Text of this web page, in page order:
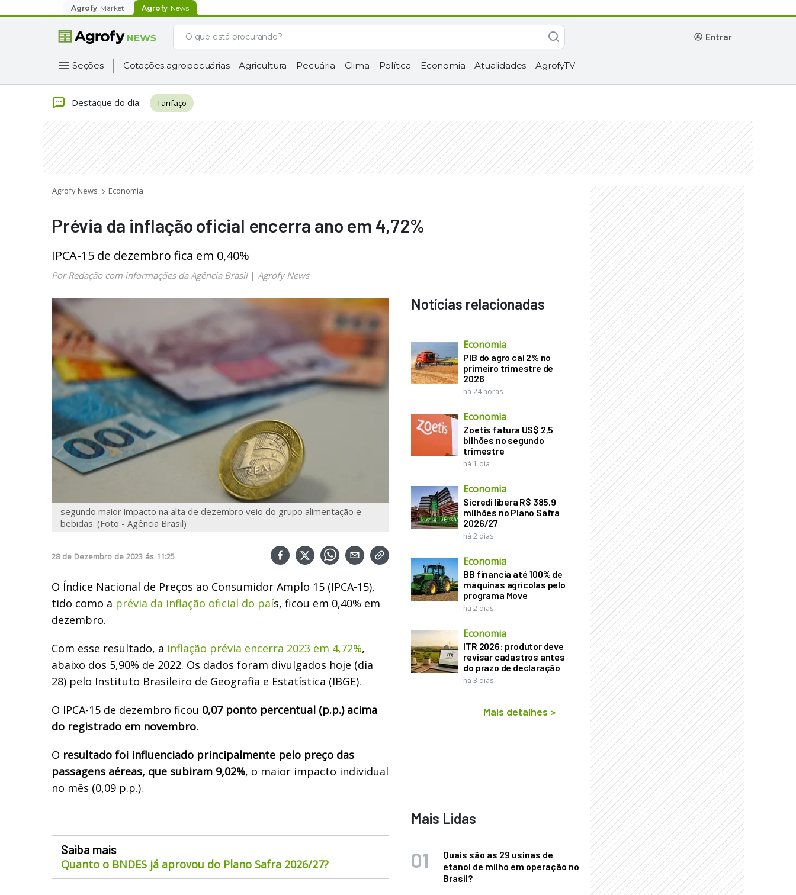
Agrofy Market Agrofy News
entrar
Seções Cotações agropecuárias Agricultura Pecuária Clima Política Economia Atualidades AgrofyTV
Destaque do dia: Tarifaço
Agrofy News Economia
Prévia da inflação oficial encerra ano em 4,72%
IPCA-15 de dezembro fica em 0,40%
Por Redação com informações da Agência Brasil| Agrofy News
segundo maior impacto na alta de dezembro veio do grupo alimentação e
bebidas. (Foto - Agência Brasil)
28 de Dezembro de 2023 ás 11:25
O Índice Nacional de Preços ao Consumidor Amplo 15 (IPCA-15),
tido como a prévia da inflação oficial do país, ficou em 0,40% em
dezembro.
Com esse resultado, a inflação prévia encerra 2023 em 4,72%,
abaixo dos 5,90% de 2022. Os dados foram divulgados hoje (dia
28) pelo Instituto Brasileiro de Geografia e Estatística (IBGE).
O IPCA-15 de dezembro ficou 0,07 ponto percentual (p.p.) acima
do registrado em novembro.
O resultado foi influenciado principalmente pelo preço das
passagens aéreas, que subiram 9,02%, o maior impacto individual
no mês (0,09 p.p.).
Saiba mais
Quanto o BNDES já aprovou do Plano Safra 2026/27?
Notícias relacionadas
Economia
PIB do agro cai 2% no
primeiro trimestre de
2026
há 24 horas
Economia
Zoetis fatura US$ 2,5
bilhões no segundo
trimestre
há 1 dia
Economia
Sicredi libera R$ 385,9
milhões no Plano Safra
2026/27
há 2 dias
Economia
BB financia até 100% de
máquinas agrícolas pelo
programa Move
há 2 dias
Economia
ITR 2026: produtor deve
revisar cadastros antes
do prazo de declaração
há 3 dias
Mais detalhes >
Mais Lidas
Quais são as 29 usinas de
etanol de milho em operação no
Brasil?